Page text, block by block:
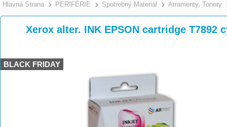
Hlavná Strana >
PERIFÉRIE >
Spotrebný Materiál >
Atramenty, Tonery
Xerox alter. INK EPSON cartridge T7892
BLACK FRIDAY